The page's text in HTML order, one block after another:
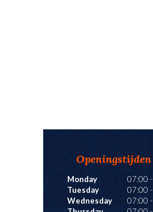
Openingstijden
Monday 07:00 -
Tuesday
07:00 -
Wednesday
07:00 -